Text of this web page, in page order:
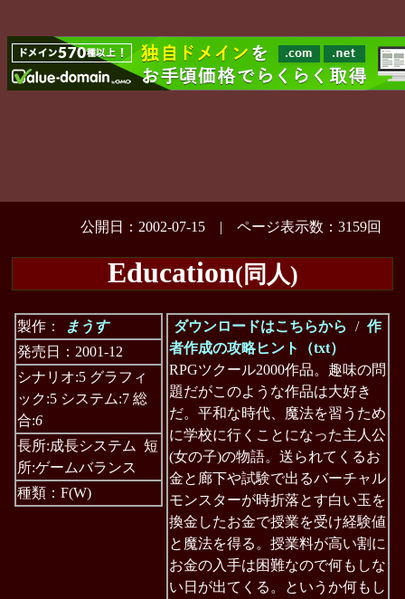
公開日：2002-07-15 | ページ表示数：3159回
Education(同人)
製作：
まうす
発売日：2001-12
シナリオ:5 グラフィ
ック:5 システム:7 総
合:6
長所:成長システム 短
所:ゲームバランス
種類：F(W)
ダウンロードはこちらから / 作
者作成の攻略ヒント（txt）
RPGツクール2000作品。趣味の問
題だがこのような作品は大好き
だ。平和な時代、魔法を習うため
に学校に行くことになった主人公
(女の子)の物語。送られてくるお
金と廊下や試験で出るバーチャル
モンスターが時折落とす白い玉を
換金したお金で授業を受け経験値
と魔法を得る。授業料が高い割に
お金の入手は困難なので何もしな
い日が出てくる。というか何もし